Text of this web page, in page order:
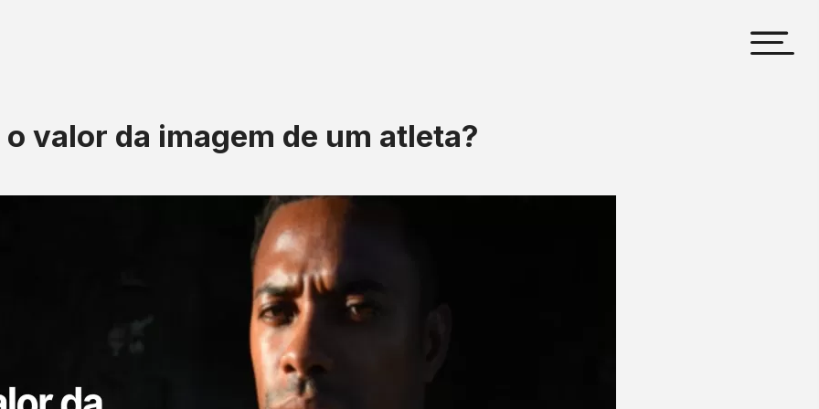
o valor da imagem de um atleta?